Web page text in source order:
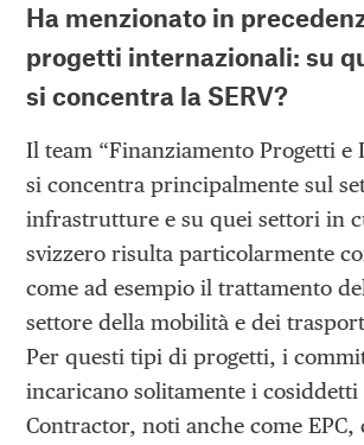
Ha menzionato in
progetti internazionali: su
si concentra la SERV?
Il team “Finanziamento Progetti
si concentra principalmente sul
infrastrutture e su quei settori in
svizzero risulta particolarmente
come ad esempio il trattamento
settore della mobilità e dei
Per questi tipi di progetti, i
incaricano solitamente i cosiddetti
Contractor, noti anche come EPC,